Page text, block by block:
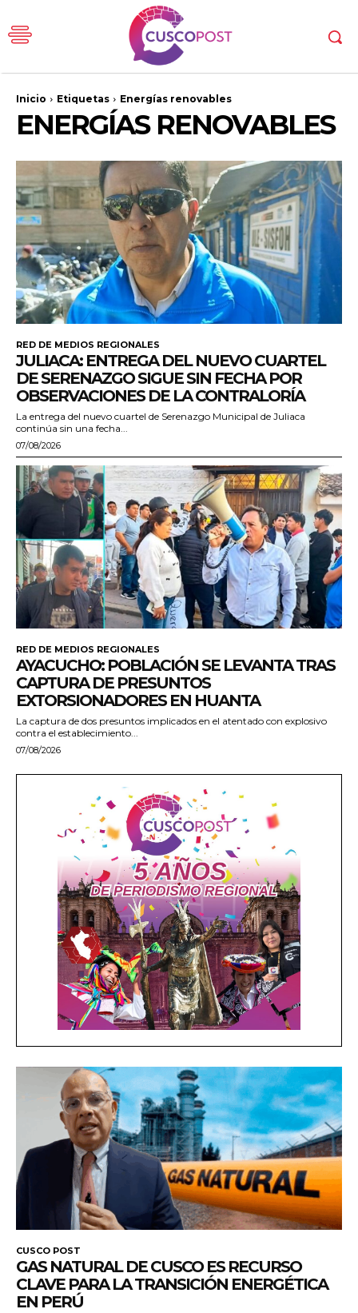
Inicio Etiquetas Energías renovables
ENERGÍAS RENOVABLES
RED DE MEDIOS REGIONALES
JULIACA: ENTREGA DEL NUEVO CUARTEL
DE SERENAZGO SIGUE SIN FECHA POR
OBSERVACIONES DE LA CONTRALORÍA
La entrega del nuevo cuartel de Serenazgo Municipal de Juliaca
continúa sin una fecha...
07/08/2026
RED DE MEDIOS REGIONALES
AYACUCHO: POBLACIÓN SE LEVANTA TRAS
CAPTURA DE PRESUNTOS
EXTORSIONADORES EN HUANTA
La captura de dos presuntos implicados en el atentado con explosivo
contra el establecimiento...
07/08/2026
CUSCO POST
GAS NATURAL DE CUSCO ES RECURSO
CLAVE PARA LA TRANSICIÓN ENERGÉTICA
EN PERÚ